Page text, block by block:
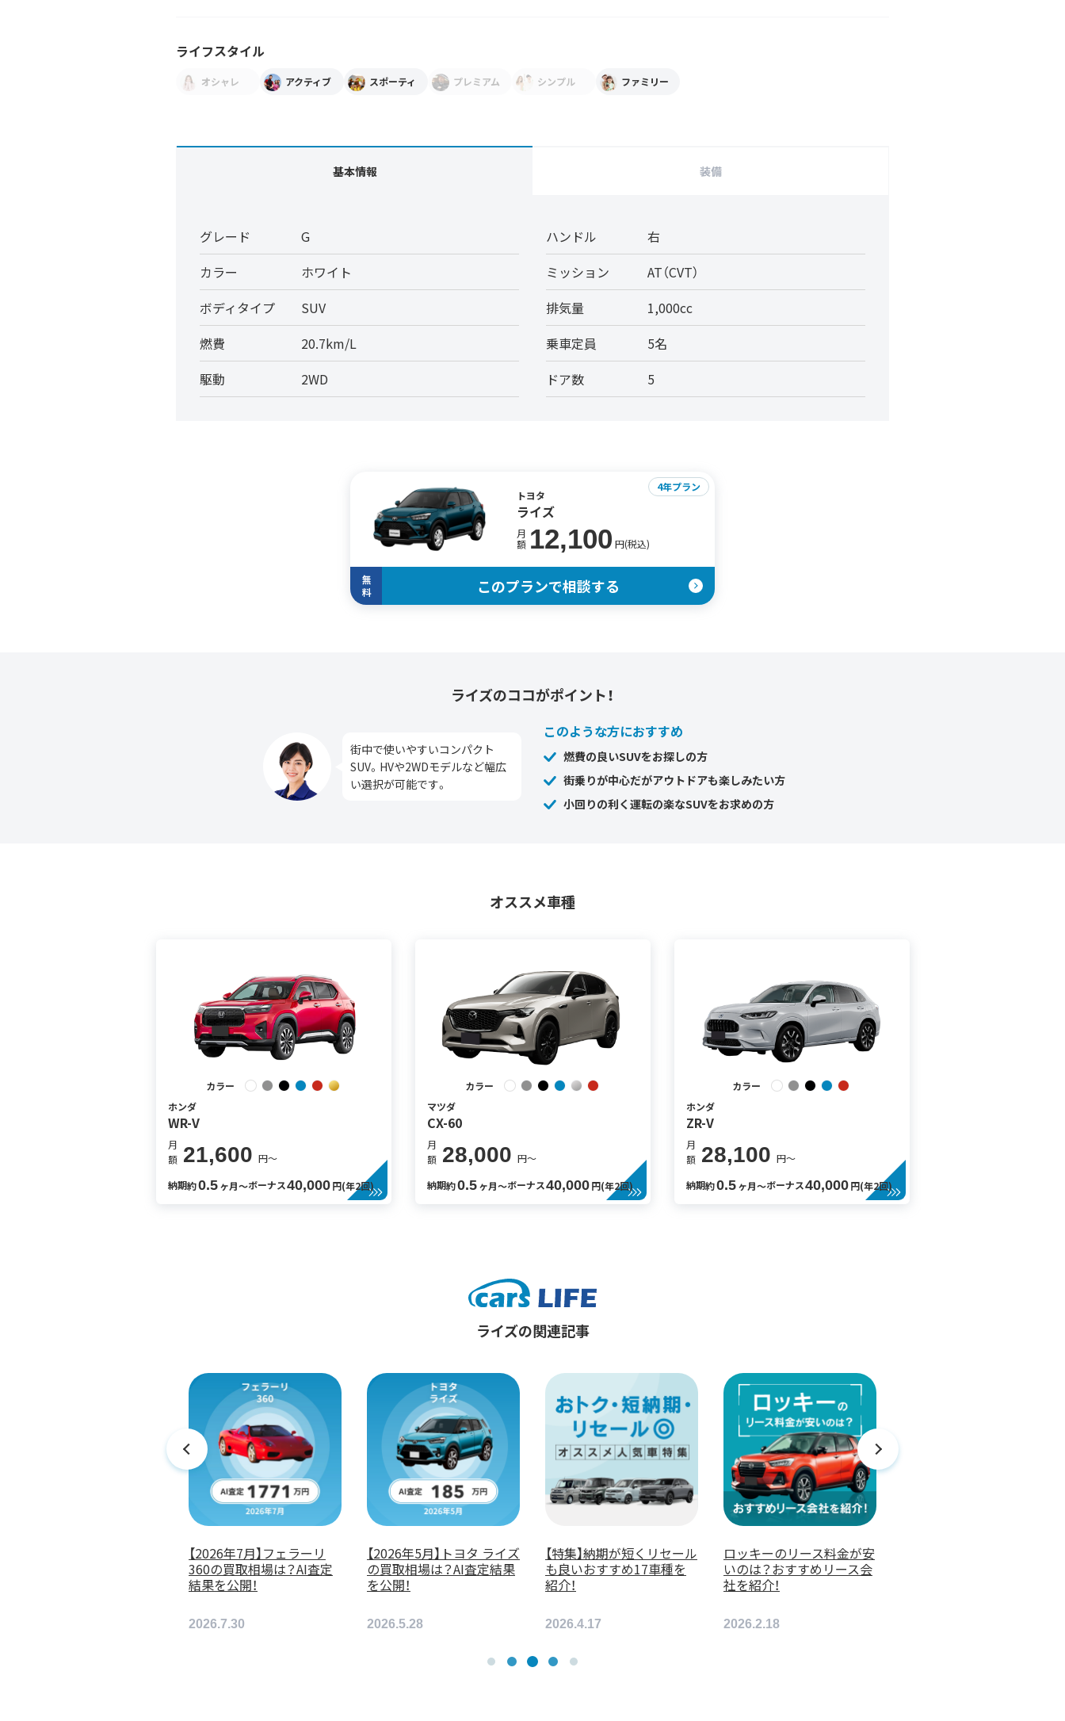
ライフスタイル
オシャレ アクティブ スポーティ プレミアム シンプル ファミリー
基本情報 装備
グレード
G
カラー
ホワイト
ボディタイプ
SUV
燃費
20.7km/L
駆動
2WD
ハンドル
右
ミッション
AT（CVT）
排気量
1,000cc
乗車定員
5名
ドア数
5
トヨタ
ライズ
月
額 12,100 円(税込)
4年プラン
無
料
このプランで相談する
ライズのココがポイント！
街中で使いやすいコンパクト
SUV。HVや2WDモデルなど幅広
い選択が可能です。
このような方におすすめ
燃費の良いSUVをお探しの方
街乗りが中心だがアウトドアも楽しみたい方
小回りの利く運転の楽なSUVをお求めの方
オススメ車種
カラー
ホンダ
WR-V
月
額 21,600 円〜
納期約0.5ヶ月〜ボーナス40,000円(年2回)
カラー
マツダ
CX-60
月
額 28,000 円〜
納期約0.5ヶ月〜ボーナス40,000円(年2回)
カラー
ホンダ
ZR-V
月
額 28,100 円〜
納期約0.5ヶ月〜ボーナス40,000円(年2回)
ライズの関連記事
【2026年7月】フェラーリ
360の買取相場は？AI査定
結果を公開！
2026.7.30
【2026年5月】トヨタ ライズ
の買取相場は？AI査定結果
を公開！
2026.5.28
【特集】納期が短くリセール
も良いおすすめ17車種を
紹介！
2026.4.17
ロッキーのリース料金が安
いのは？おすすめリース会
社を紹介！
2026.2.18